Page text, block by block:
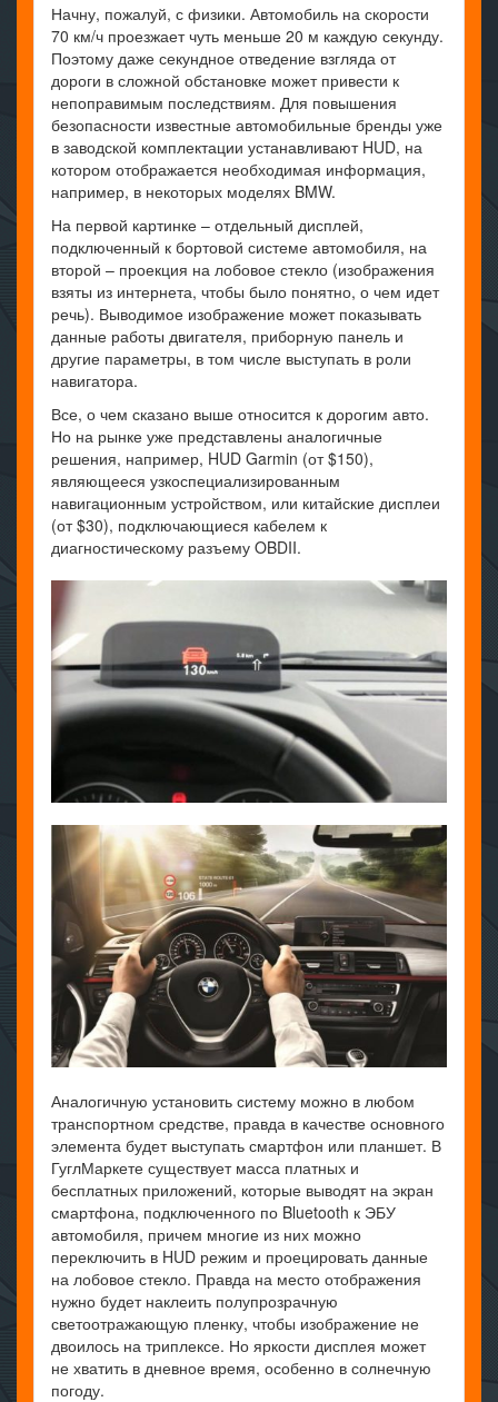
Начну, пожалуй, с физики. Автомобиль на скорости
70 км/ч проезжает чуть меньше 20 м каждую секунду.
Поэтому даже секундное отведение взгляда от
дороги в сложной обстановке может привести к
непоправимым последствиям. Для повышения
безопасности известные автомобильные бренды уже
в заводской комплектации устанавливают HUD, на
котором отображается необходимая информация,
например, в некоторых моделях BMW.
На первой картинке – отдельный дисплей,
подключенный к бортовой системе автомобиля, на
второй – проекция на лобовое стекло (изображения
взяты из интернета, чтобы было понятно, о чем идет
речь). Выводимое изображение может показывать
данные работы двигателя, приборную панель и
другие параметры, в том числе выступать в роли
навигатора.
Все, о чем сказано выше относится к дорогим авто.
Но на рынке уже представлены аналогичные
решения, например, HUD Garmin (от $150),
являющееся узкоспециализированным
навигационным устройством, или китайские дисплеи
(от $30), подключающиеся кабелем к
диагностическому разъему OBDII.
Аналогичную установить систему можно в любом
транспортном средстве, правда в качестве основного
элемента будет выступать смартфон или планшет. В
ГуглМаркете существует масса платных и
бесплатных приложений, которые выводят на экран
смартфона, подключенного по Bluetooth к ЭБУ
автомобиля, причем многие из них можно
переключить в HUD режим и проецировать данные
на лобовое стекло. Правда на место отображения
нужно будет наклеить полупрозрачную
светоотражающую пленку, чтобы изображение не
двоилось на триплексе. Но яркости дисплея может
не хватить в дневное время, особенно в солнечную
погоду.